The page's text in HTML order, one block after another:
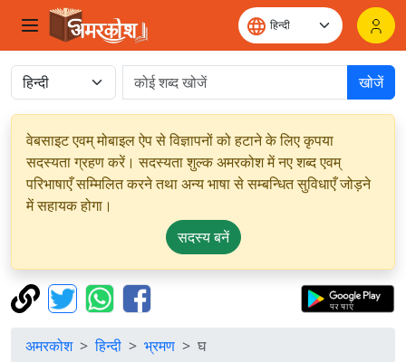
खोजें
वेबसाइट एवम् मोबाइल ऐप से विज्ञापनों को हटाने के लिए कृपया
सदस्यता ग्रहण करें। सदस्यता शुल्क अमरकोश में नए शब्द एवम्
परिभाषाएँ सम्मिलित करने तथा अन्य भाषा से सम्बन्धित सुविधाएँ जोड़ने
में सहायक होगा।
सदस्य बनें
अमरकोश हिन्दी भ्रमण घ